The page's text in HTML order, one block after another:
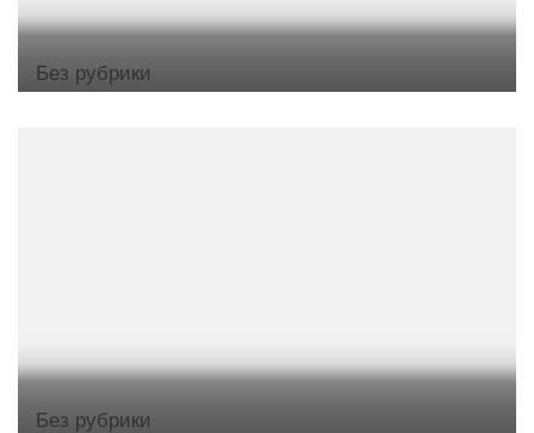
Без рубрики
Без рубрики